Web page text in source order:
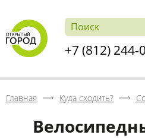
+7 (812) 244-
Главная Куда сходить?